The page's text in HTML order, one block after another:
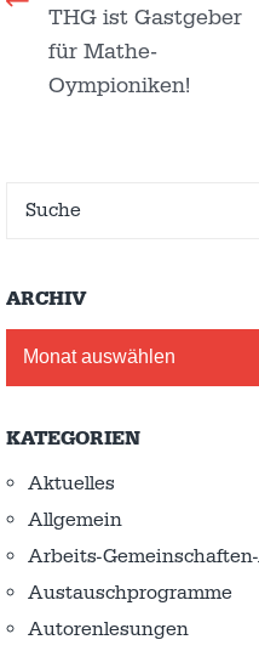
THG ist Gastgeber
für Mathe-
Oympioniken!
ARCHIV
KATEGORIEN
Aktuelles
Allgemein
Arbeits-
Austausch­programme
Autorenlesungen